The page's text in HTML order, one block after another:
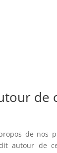
de
de nos
autour de